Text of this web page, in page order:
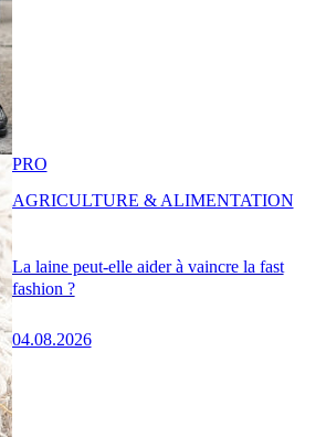
La laine peut-elle aider à vaincre la fast
fashion ?
04.08.2026
PRO
AGRICULTURE & ALIMENTATION